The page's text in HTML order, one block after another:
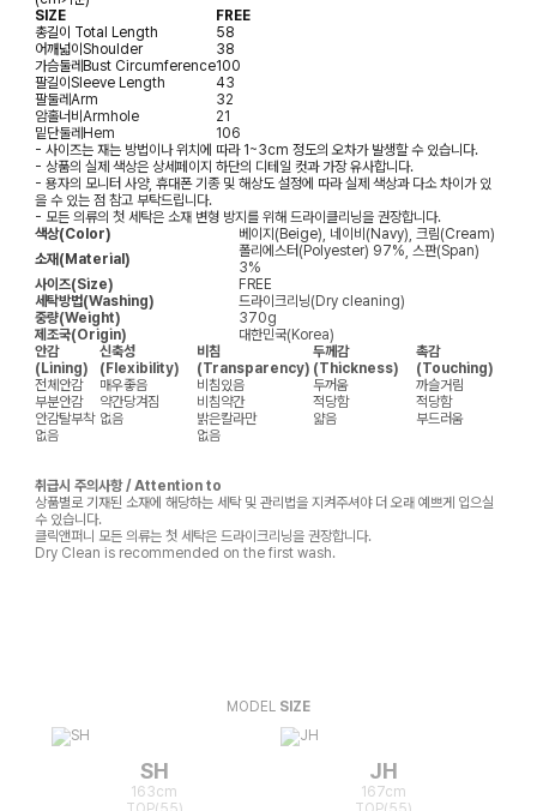
SIZE
FREE
총길이 Total Length
58
어깨넓이Shoulder
38
가슴둘레Bust Circumference100
팔길이Sleeve Length
43
팔둘레Arm
32
암홀너비Armhole
21
밑단둘레Hem
106
- 사이즈는 재는 방법이나 위치에 따라 1~3cm 정도의 오차가 발생할 수 있습니다.
- 상품의 실제 색상은 상세페이지 하단의 디테일 컷과 가장 유사합니다.
- 용자의 모니터 사양, 휴대폰 기종 및 해상도 설정에 따라 실제 색상과 다소 차이가 있
을 수 있는 점 참고 부탁드립니다.
- 모든 의류의 첫 세탁은 소재 변형 방지를 위해 드라이클리닝을 권장합니다.
색상(Color)
베이지(Beige), 네이비(Navy), 크림(Cream)
소재(Material)
폴리에스터(Polyester) 97%, 스판(Span)
3%
사이즈(Size)
FREE
세탁방법(Washing)
드라이크리닝(Dry cleaning)
중량(Weight)
370g
제조국(Origin)
대한민국(Korea)
안감
(Lining)
신축성
(Flexibility)
비침
(Transparency)
두께감
(Thickness)
촉감
(Touching)
전체안감
매우좋음 비침있음 두꺼움
까슬거림
부분안감
약간당겨짐 비침약간 적당함
적당함
안감탈부착 없음 밝은칼라만 얇음
부드러움
없음
없음
취급시 주의사항 / Attention to
상품별로 기재된 소재에 해당하는 세탁 및 관리법을 지켜주셔야 더 오래 예쁘게 입으실
수 있습니다.
클릭앤퍼니 모든 의류는 첫 세탁은 드라이크리닝을 권장합니다.
Dry Clean is recommended on the first wash.
MODEL SIZE
SH
163cm
JH
167cm